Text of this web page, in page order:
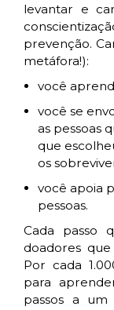
levantar e
prevenção.
metáfora!):
você
você se
as pessoas
que
os
você apoia
pessoas.
Cada passo
doadores
Por cada
para
passos a